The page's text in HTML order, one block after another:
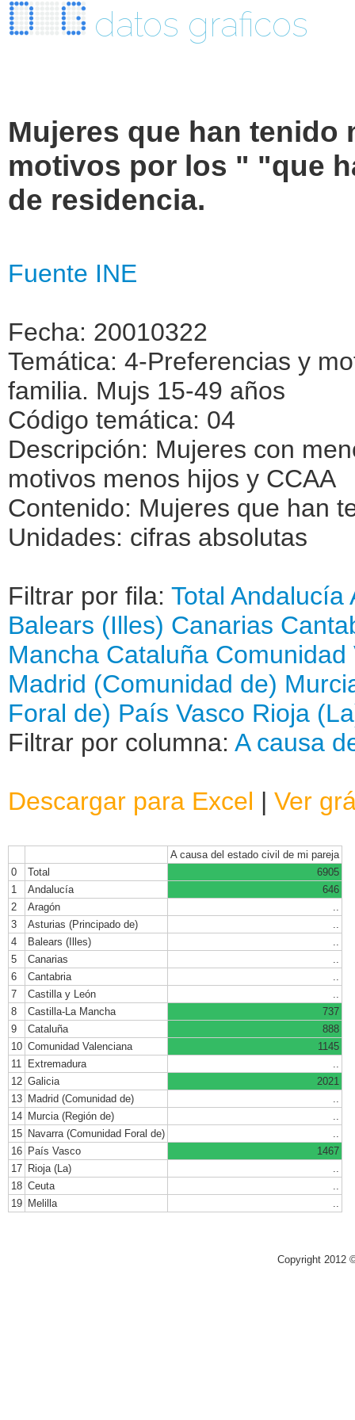
datos graficos
Mujeres que han tenido
motivos por los " "que
de residencia.
Fuente INE
Fecha: 20010322
Temática: 4-Preferencias y
familia. Mujs 15-49 años
Código temática: 04
Descripción: Mujeres con
motivos menos hijos y CCAA
Contenido: Mujeres que han
Unidades: cifras absolutas
Filtrar por fila: Total Andalucía
Balears (Illes) Canarias
Mancha Cataluña Comunidad
Madrid (Comunidad de)
Foral de) País Vasco Rioja
Filtrar por columna: A causa
Descargar para Excel | Ver
A causa del estado civil de mi pareja
0
Total
6905
1
Andalucía
646
2
Aragón
3
Asturias (Principado de)
4
Balears (Illes)
5
Canarias
6
Cantabria
7
Castilla y León
8
Castilla-La Mancha
737
9
Cataluña
888
10 Comunidad Valenciana
1145
11
Extremadura
12 Galicia
2021
13 Madrid (Comunidad de)
14 Murcia (Región de)
15 Navarra (Comunidad Foral de)
16 País Vasco
1467
17 Rioja (La)
18 Ceuta
19 Melilla
Copyright 2012